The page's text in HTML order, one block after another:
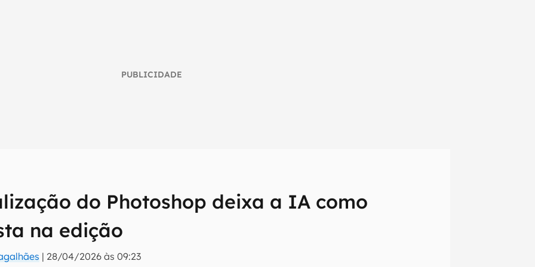
PUBLICIDADE
do Photoshop deixa a IA como
na edição
| 28/04/2026 às 09:23
do Canaltech e receba notícias e reviews sobre tecnologia em primeira